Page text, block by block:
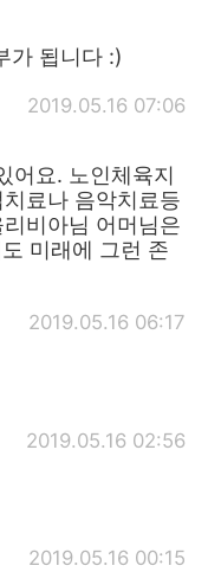
가 됩니다 :)
2019.05.16 07:06
어요. 노인체육지
료나 음악치료등
비아님 어머님은
미래에 그런 존
2019.05.16 06:17
2019.05.16 02:56
2019.05.16 00:15